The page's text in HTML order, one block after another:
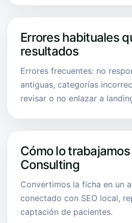
Errores habituales
resultados
Errores frecuentes: no
antiguas, categorías
revisar o no enlazar a
Cómo lo
Consulting
Convertimos la ficha en un
conectado con SEO local,
captación de pacientes.